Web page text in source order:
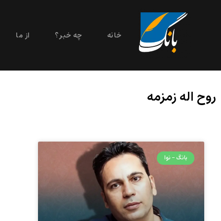
خانه چه خبر؟ از ما
روح اله زمزمه
بانگ - نوا